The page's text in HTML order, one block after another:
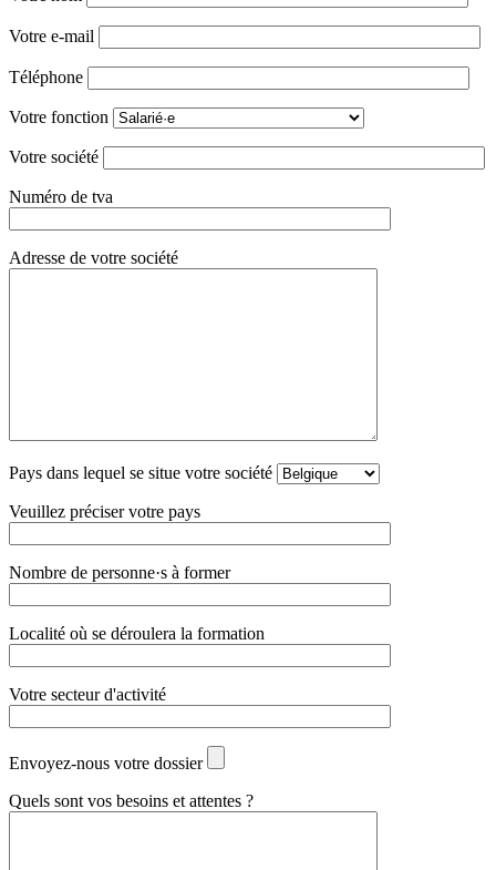
Votre e-mail
Téléphone
Votre fonction
Votre société
Numéro de tva
Adresse de votre société
Pays dans lequel se situe votre société
Veuillez préciser votre pays
Nombre de personne·s à former
Localité où se déroulera la formation
Votre secteur d'activité
Envoyez-nous votre dossier
Quels sont vos besoins et attentes ?